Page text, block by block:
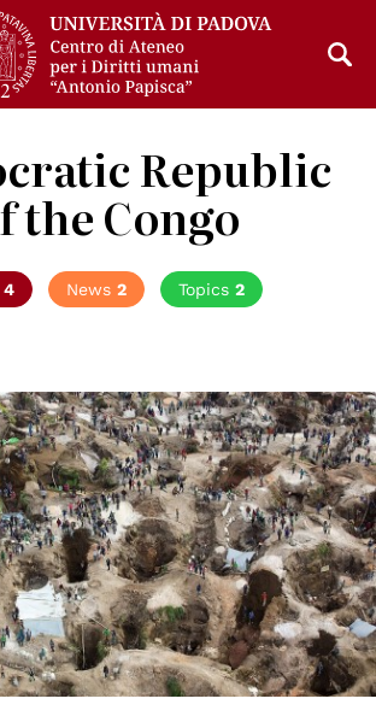
Republic
the Congo
4 News 2 Topics 2